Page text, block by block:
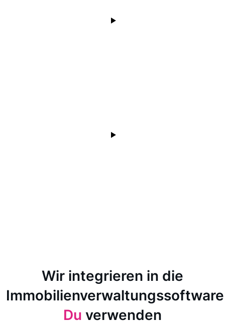
Wir integrieren in die
Immobilienverwaltungssoftware
Du verwenden